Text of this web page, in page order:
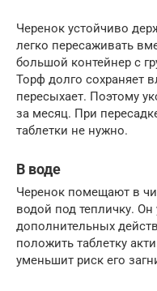
Черенок устойчиво
легко пересаживать
большой контейнер с
Торф долго сохраняет
пересыхает. Поэтому
за месяц. При
таблетки не нужно.
В воде
Черенок помещают в
водой под тепличку. Он
дополнительных
положить таблетку
уменьшит риск его